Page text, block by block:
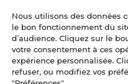
Nous utilisons des données
le bon fonctionnement du
d’audience. Cliquez sur le
votre consentement à ces
expérience personnalisée.
refuser, ou modifiez vos
44819 SAINT-HERBLAIN
Je choisis un ou des
pour être recontacté